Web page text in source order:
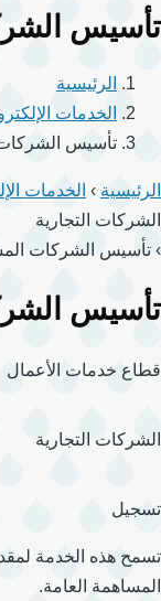
تأسيس
الرئيسية
الخدمات
تأسيس الشركات
الرئيسية › الخدمات
الشركات التجارية
› تأسيس الشركات
تأسيس
قطاع خدمات الأعمال
الشركات التجارية
تسجيل
تسمح هذه الخدمة
المساهمة العامة.